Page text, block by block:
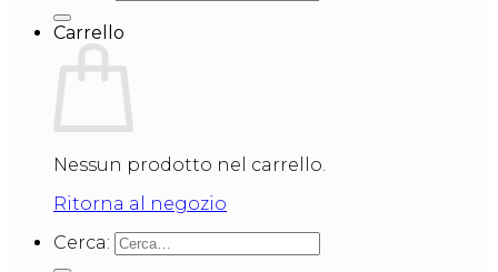
Carrello
Nessun prodotto nel carrello.
Ritorna al negozio
Cerca: